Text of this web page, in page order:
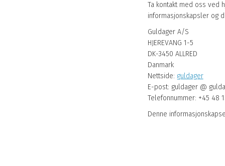
Ta kontakt med oss ved
informasjonskapsler og
Guldager A/S
HJEREVANG 1-5
DK-3450 ALLRED
Danmark
Nettside: guldager
E-post: guldager @
Telefonnummer: +45 48
Denne